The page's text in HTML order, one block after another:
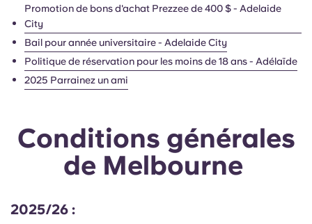
Portuguese
Promotion de bons d'achat Prezzee de 400 $ - Adelaide
City
Bail pour année universitaire - Adelaide City
Politique de réservation pour les moins de 18 ans - Adélaïde
2025 Parrainez un ami
Conditions générales
de Melbourne
2025/26 :